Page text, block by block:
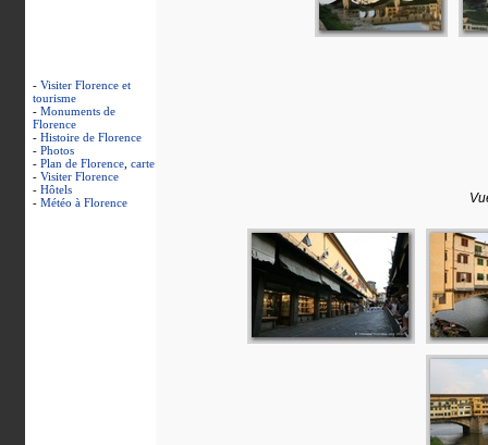
- Visiter Florence et
tourisme
- Monuments de
Florence
- Histoire de Florence
- Photos
- Plan de Florence, carte
- Visiter Florence
- Hôtels
- Météo à Florence